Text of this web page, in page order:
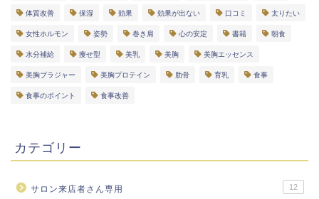
体質改善 保湿 効果 効果が出ない 口コミ 太りたい
女性ホルモン 姿勢 巻き肩 心の安定 書籍 朝食
水分補給 痩せ型 美乳 美胸 美胸エッセンス
美胸ブラジャー 美胸プロテイン 肋骨 育乳 食事
食事のポイント 食事改善
カテゴリー
サロン来店者さん専用 12